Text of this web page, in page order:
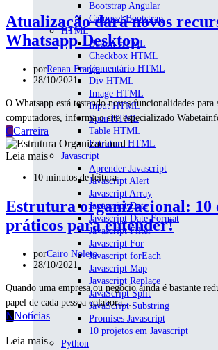
Bootstrap Angular
Carousel Bootstrap
HTML
Button HTML
Checkbox HTML
Comentário HTML
Div HTML
Image HTML
Input HTML
Span HTML
Table HTML
Estrutura HTML
Javascript
Aprender Javascript
Javascript Alert
Javascript Array
Javascript Date
Javascript Date Format
Javascript Filter
Javascript For
Javascript forEach
Javascript Map
Javascript Replace
JavaScript Split
JavaScript Substring
Promises Javascript
10 projetos em Javascript
Python
Atualização dará novos
Whatsapp Desktop
porRenan França
28/10/2021
O Whatsapp está testando novas funcionalidades para
computadores, informa o site especializado
CCarreira
Leia mais
10 minutos de leitura
Estrutura organizacional: 10
práticos para entender!
porCairo Noleto
28/10/2021
Quando uma empresa ou negócio ainda é bastante
papel de cada pessoa colabora,…
NNotícias
Leia mais